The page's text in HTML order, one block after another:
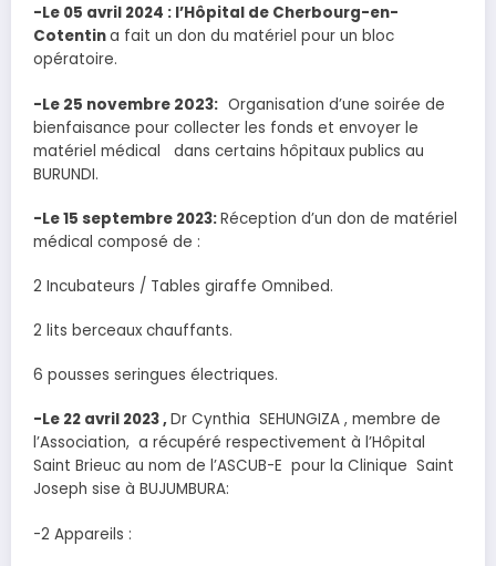
-Le 05 avril 2024 : l’Hôpital de Cherbourg-en-
Cotentina fait un don du matériel pour un bloc
opératoire.
-Le 25 novembre 2023: Organisation d’une soirée de
bienfaisance pour collecter les fonds et envoyer le
matériel médical dans certains hôpitaux publics au
BURUNDI.
-Le 15 septembre 2023:Réception d’un don de matériel
médical composé de :
2 Incubateurs / Tables giraffe Omnibed.
2 lits berceaux chauffants.
6 pousses seringues électriques.
-Le 22 avril 2023 ,Dr Cynthia SEHUNGIZA , membre de
l’Association, a récupéré respectivement à l’Hôpital
Saint Brieuc au nom de l’ASCUB-E pour la Clinique Saint
Joseph sise à BUJUMBURA:
-2 Appareils :